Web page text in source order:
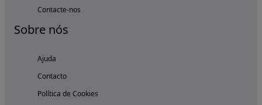
Contacte-nos
Sobre nós
Ajuda
Contacto
Política de Cookies